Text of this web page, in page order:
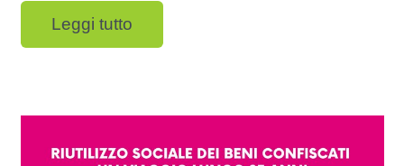
Leggi tutto